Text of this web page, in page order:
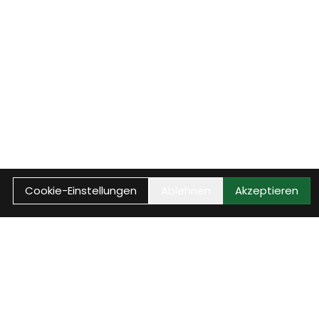
Cookie-Einstellungen Akzeptieren